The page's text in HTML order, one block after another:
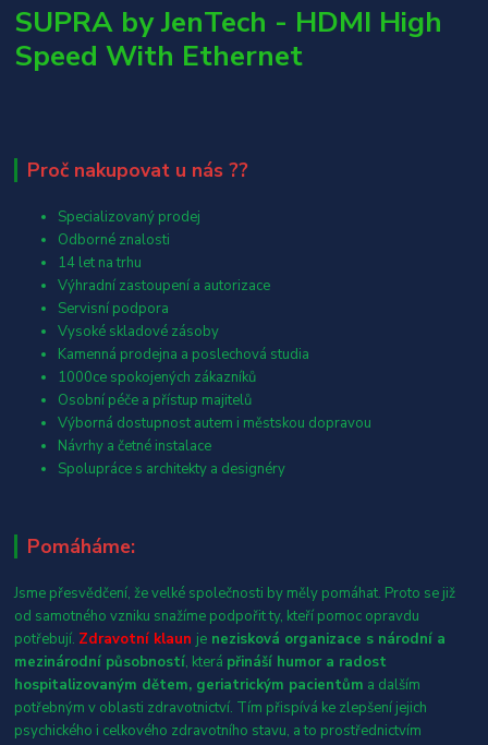
SUPRA by JenTech - HDMI High
Speed With Ethernet
Proč nakupovat u nás ??
Specializovaný prodej
Odborné znalosti
14 let na trhu
Výhradní zastoupení a autorizace
Servisní podpora
Vysoké skladové zásoby
Kamenná prodejna a poslechová studia
1000ce spokojených zákazníků
Osobní péče a přístup majitelů
Výborná dostupnost autem i městskou dopravou
Návrhy a četné instalace
Spolupráce s architekty a designéry
Pomáháme:
Jsme přesvědčení, že velké společnosti by měly pomáhat. Proto se již
od samotného vzniku snažíme podpořit ty, kteří pomoc opravdu
potřebují. Zdravotní klaun je nezisková organizace s národní a
mezinárodní působností, která přináší humor a radost
hospitalizovaným dětem, geriatrickým pacientům a dalším
potřebným v oblasti zdravotnictví. Tím přispívá ke zlepšení jejich
psychického i celkového zdravotního stavu, a to prostřednictvím